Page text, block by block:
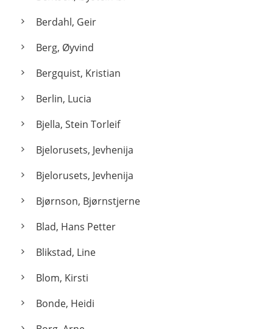
Berdahl, Geir
Berg, Øyvind
Bergquist, Kristian
Berlin, Lucia
Bjella, Stein Torleif
Bjelorusets, Jevhenija
Bjelorusets, Jevhenija
Bjørnson, Bjørnstjerne
Blad, Hans Petter
Blikstad, Line
Blom, Kirsti
Bonde, Heidi